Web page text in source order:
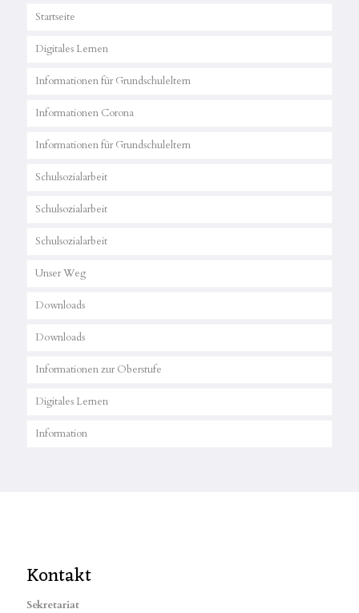
Startseite
Digitales Lernen
Informationen für Grundschuleltern
Informationen Corona
Informationen für Grundschuleltern
Schulsozialarbeit
Schulsozialarbeit
Schulsozialarbeit
Unser Weg
Downloads
Downloads
Informationen zur Oberstufe
Digitales Lernen
Information
Kontakt
Sekretariat